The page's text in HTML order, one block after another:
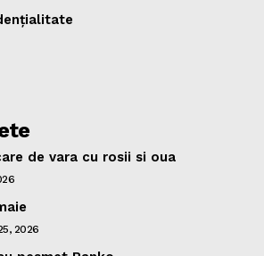
de vara cu rosii si oua
2026